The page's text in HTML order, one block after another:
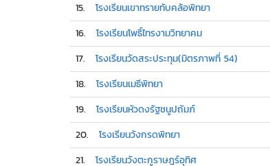
15. โรงเรียนเขาทรายทับคล้อพิทยา
16. โรงเรียนโพธิ์ไทรงามวิทยาคม
17. โรงเรียนวัดสระประทุม(มิตรภาพที่ 54)
18. โรงเรียนเมธีพิทยา
19. โรงเรียนหัวดงรัฐชนูปถัมภ์
20. โรงเรียนวังกรดพิทยา
21. โรงเรียนวังตะกูราษฎร์อุทิศ